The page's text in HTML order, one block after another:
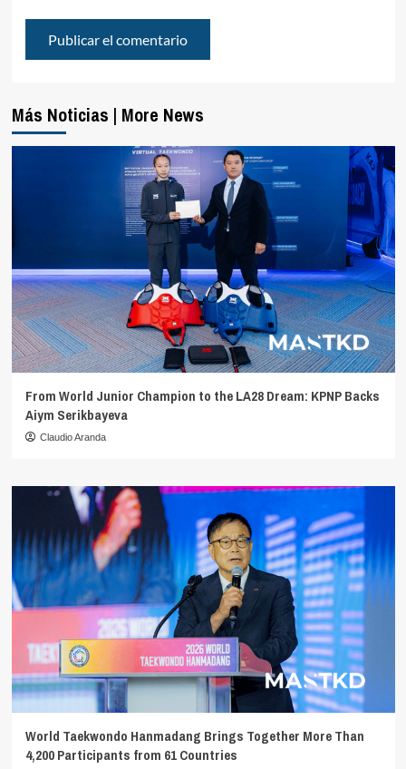
Más Noticias | More News
From World Junior Champion to the LA28 Dream: KPNP Backs
Aiym Serikbayeva
Claudio Aranda
World Taekwondo Hanmadang Brings Together More Than
4,200 Participants from 61 Countries